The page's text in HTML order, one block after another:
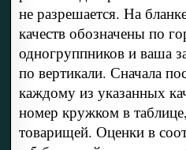
не разрешается. На
качеств обозначены по
одногруппников и ваша
по вертикали. Сначала
каждому из указанных
номер кружком в
товарищей. Оценки в